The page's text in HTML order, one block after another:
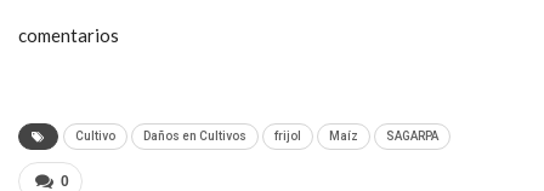
comentarios
Cultivo Daños en Cultivos frijol Maíz SAGARPA
0